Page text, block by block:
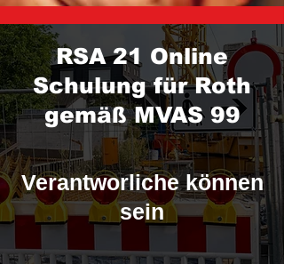
RSA 21 Online
Schulung für Roth
gemäß MVAS 99
Verantworliche können
sein